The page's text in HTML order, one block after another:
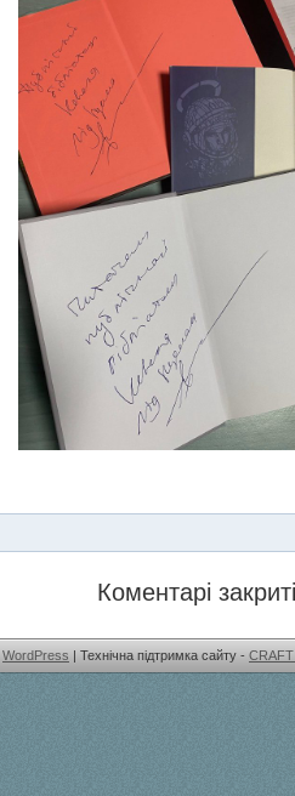
Коментарі
WordPress | Технічна підтримка сайту -